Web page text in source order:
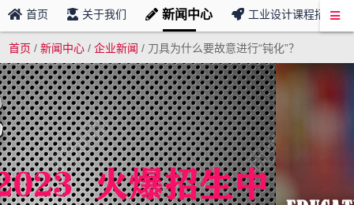
首页 关于我们 新闻中心 工业设计课程招募
首页 /新闻中心 /企业新闻 / 刀具为什么要故意进行“钝化”？